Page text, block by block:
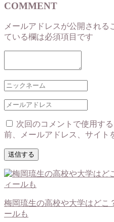
COMMENT
メールアドレスが公開される
ている欄は必須項目です
次回のコメントで使用す
前、メールアドレス、サイト
梅岡琉生の高校や大学はどこ
ールも